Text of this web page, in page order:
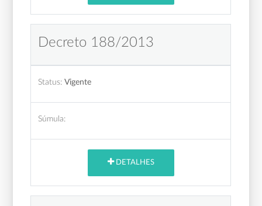
Decreto 188/2013
Status: Vigente
Súmula:
DETALHES